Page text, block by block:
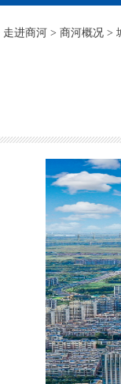
走进商河 > 商河概况 >